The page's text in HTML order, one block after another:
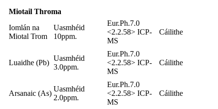
Miotail Throma
Iomlán na
Miotal Trom
Uasmhéid
10ppm.
Eur.Ph.7.0
<2.2.58> ICP-
MS
Cáilithe
Luaidhe (Pb)
Uasmhéid
3.0ppm.
Eur.Ph.7.0
<2.2.58> ICP-
MS
Cáilithe
Arsanaic (As)
Uasmhéid
2.0ppm.
Eur.Ph.7.0
<2.2.58> ICP-
MS
Cáilithe